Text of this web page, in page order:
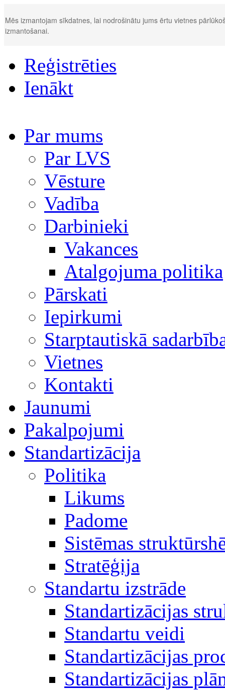
Mēs izmantojam sīkdatnes, lai nodrošinātu jums ērtu vietnes
izmantošanai.
Reģistrēties
Ienākt
Par mums
Par LVS
Vēsture
Vadība
Darbinieki
Vakances
Atalgojuma politika
Pārskati
Iepirkumi
Starptautiskā
Vietnes
Kontakti
Jaunumi
Pakalpojumi
Standartizācija
Politika
Likums
Padome
Sistēmas
Stratēģija
Standartu izstrāde
Standartizācijas
Standartu veidi
Standartizācijas
Standartizācijas